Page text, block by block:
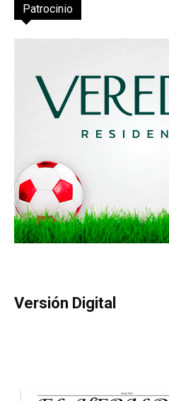
Patrocinio
Versión Digital